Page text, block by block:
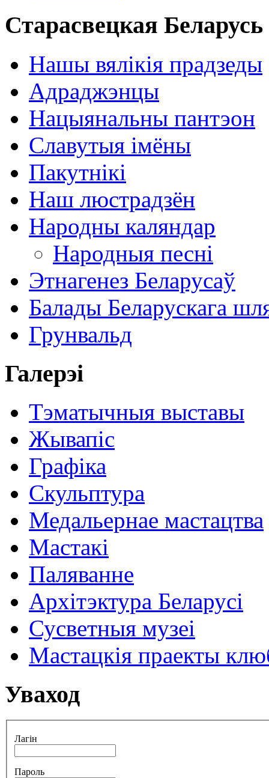
Старасвецкая Беларусь
Нашы вялікія прадзеды
Адраджэнцы
Нацыянальны пантэон
Славутыя імёны
Пакутнікі
Наш люстрадзён
Народны каляндар
Народныя песні
Этнагенез Беларусаў
Балады Беларускага
Грунвальд
Галерэі
Тэматычныя выставы
Жывапіс
Графіка
Скульптура
Медальернае мастацтва
Мастакі
Паляванне
Архітэктура Беларусі
Сусветныя музеі
Мастацкія праекты
Уваход
Лагін
Пароль